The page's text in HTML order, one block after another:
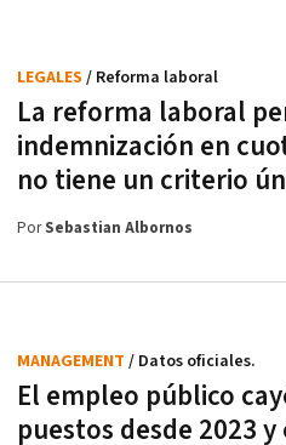
La reforma laboral
indemnización en
no tiene un criterio
LEGALES / Reforma laboral
PorSebastian Albornos
El empleo público
puestos desde 2023
MANAGEMENT / Datos oficiales.